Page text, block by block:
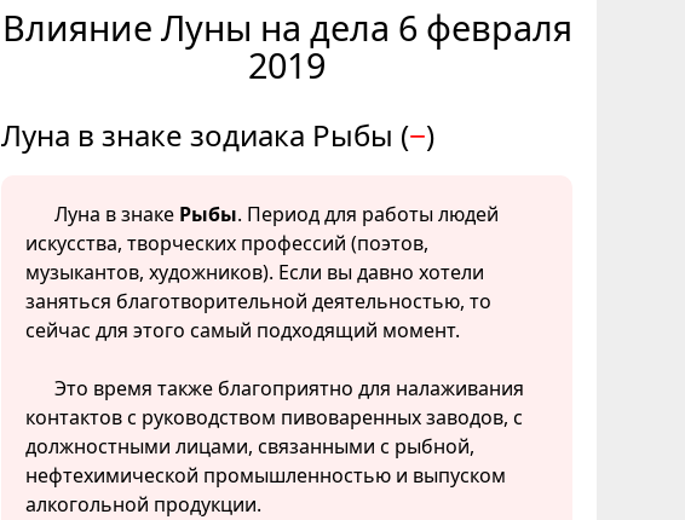
Влияние Луны на дела 6 февраля
2019
Луна в знаке зодиака Рыбы (−)
Луна в знаке Рыбы. Период для работы людей
искусства, творческих профессий (поэтов,
музыкантов, художников). Если вы давно хотели
заняться благотворительной деятельностью, то
сейчас для этого самый подходящий момент.
Это время также благоприятно для налаживания
контактов с руководством пивоваренных заводов, с
должностными лицами, связанными с рыбной,
нефтехимической промышленностью и выпуском
алкогольной продукции.